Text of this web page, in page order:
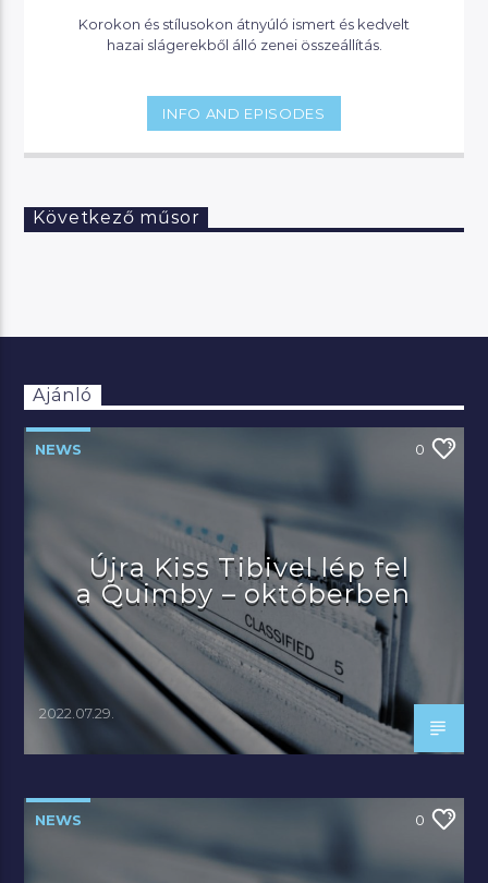
Korokon és stílusokon átnyúló ismert és kedvelt
hazai slágerekből álló zenei összeállítás.
INFO AND EPISODES
Következő műsor
Ajánló
NEWS 0
Újra Kiss Tibivel lép fel
a Quimby – októberben
2022.07.29.
NEWS 0